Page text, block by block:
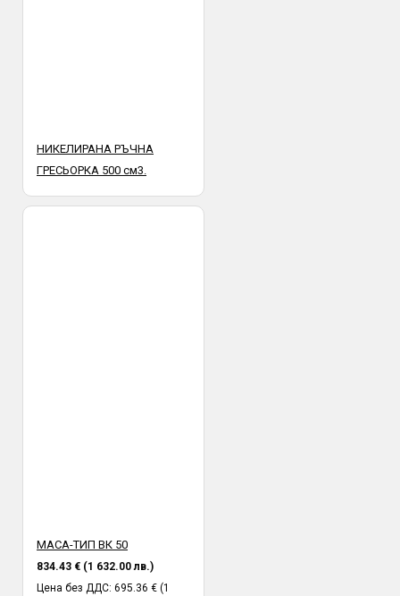
НИКЕЛИРАНА РЪЧНА
ГРЕСЬОРКА 500 см3.
МАСА-ТИП ВК 50
834.43 € (1 632.00 лв.)
Цена без ДДС: 695.36 € (1